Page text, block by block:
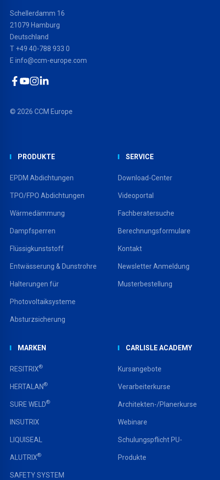
Schellerdamm 16
21079 Hamburg
Deutschland
T +49 40-788 933 0
E info@ccm-europe.com
© 2026 CCM Europe
PRODUKTE
EPDM Abdichtungen
TPO/FPO Abdichtungen
Wärmedämmung
Dampfsperren
Flüssigkunststoff
Entwässerung & Dunstrohre
Halterungen für
Photovoltaiksysteme
Absturzsicherung
SERVICE
Download-Center
Videoportal
Fachberatersuche
Berechnungsformulare
Kontakt
Newsletter Anmeldung
Musterbestellung
MARKEN
RESITRIX®
HERTALAN®
SURE WELD®
INSUTRIX
LIQUISEAL
ALUTRIX®
SAFETY SYSTEM
CARLISLE ACADEMY
Kursangebote
Verarbeiterkurse
Architekten-/Planerkurse
Webinare
Schulungspflicht PU-
Produkte